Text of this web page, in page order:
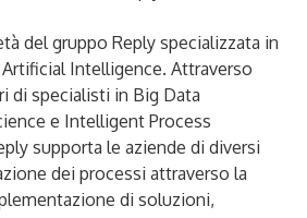
del gruppo Reply specializzata in
Intelligence. Attraverso
di specialisti in Big Data
e Intelligent Process
supporta le aziende di diversi
dei processi attraverso la
di soluzioni,